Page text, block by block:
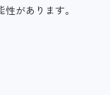
があります。